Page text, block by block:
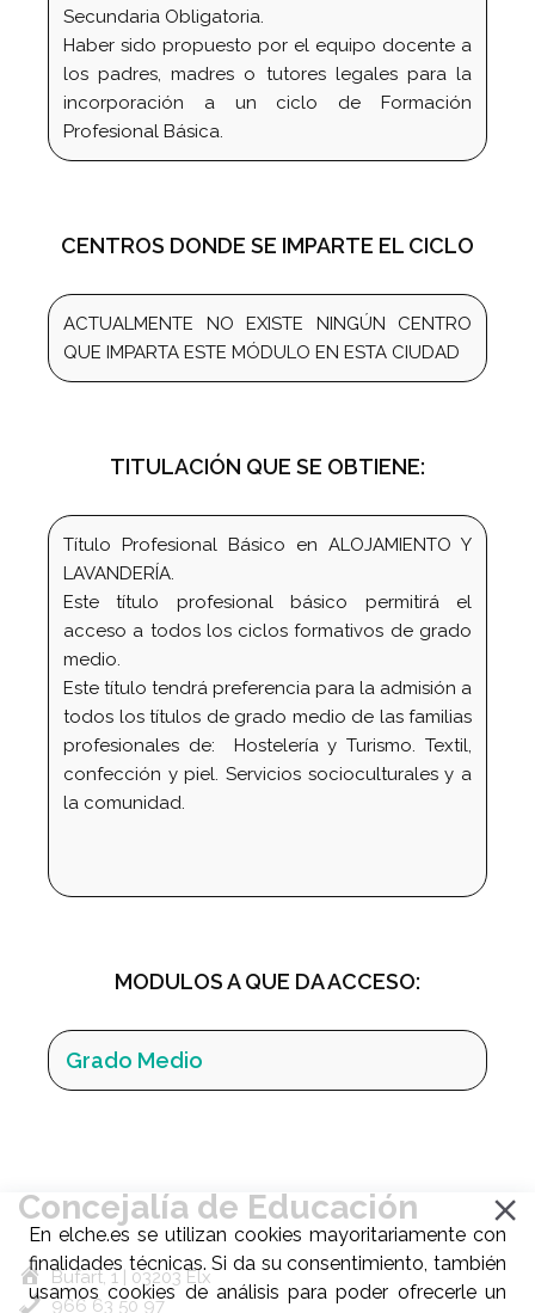
Secundaria Obligatoria.
Haber sido propuesto por el equipo docente a
los padres, madres o tutores legales para la
incorporación a un ciclo de Formación
Profesional Básica.
CENTROS DONDE SE IMPARTE EL CICLO
ACTUALMENTE NO EXISTE NINGÚN CENTRO
QUE IMPARTA ESTE MÓDULO EN ESTA CIUDAD
TITULACIÓN QUE SE OBTIENE:
Título Profesional Básico en ALOJAMIENTO Y
LAVANDERÍA.
Este título profesional básico permitirá el
acceso a todos los ciclos formativos de grado
medio.
Este título tendrá preferencia para la admisión a
todos los títulos de grado medio de las familias
profesionales de: Hostelería y Turismo. Textil,
confección y piel. Servicios socioculturales y a
la comunidad.
MODULOS A QUE DA ACCESO:
Grado Medio
Concejalía de Educación
Bufart, 1 | 03203 Elx
966 63 50 97
En elche.es se utilizan cookies mayoritariamente con
finalidades técnicas. Si da su consentimiento, también
usamos cookies de análisis para poder ofrecerle un